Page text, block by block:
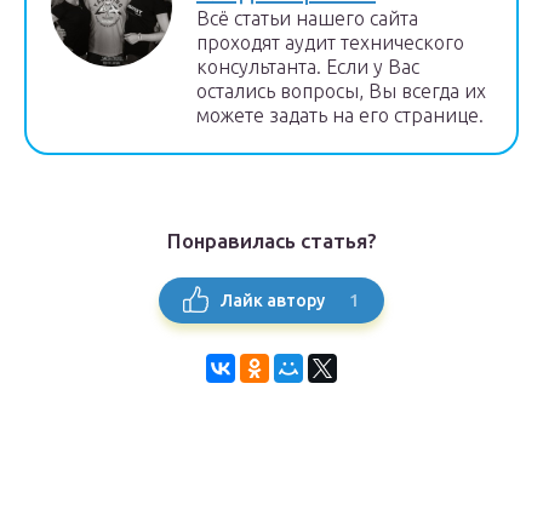
Всё статьи нашего сайта
проходят аудит технического
консультанта. Если у Вас
остались вопросы, Вы всегда их
можете задать на его странице.
Понравилась статья?
Лайк автору 1